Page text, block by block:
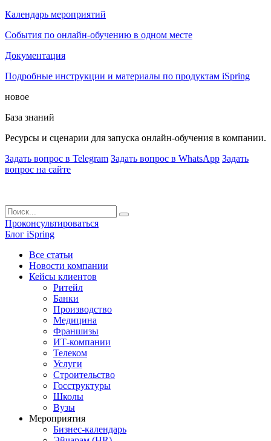
Календарь мероприятий
События по онлайн-обучению в одном месте
Документация
Подробные инструкции и материалы по продуктам iSpring
новое
База знаний
Ресурсы и сценарии для запуска онлайн-обучения в компании.
Задать вопрос в Telegram Задать вопрос в WhatsApp Задать
вопрос на сайте
Проконсультироваться
Блог iSpring
Все статьи
Новости компании
Кейсы клиентов
Ритейл
Банки
Производство
Медицина
Франшизы
ИТ-компании
Телеком
Услуги
Строительство
Госструктуры
Школы
Вузы
Мероприятия
Бизнес-календарь